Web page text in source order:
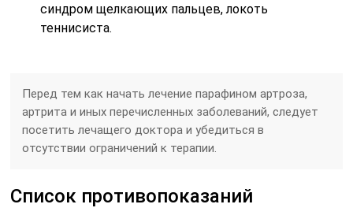
синдром щелкающих пальцев, локоть
теннисиста.
Перед тем как начать лечение парафином артроза,
артрита и иных перечисленных заболеваний, следует
посетить лечащего доктора и убедиться в
отсутствии ограничений к терапии.
Список противопоказаний